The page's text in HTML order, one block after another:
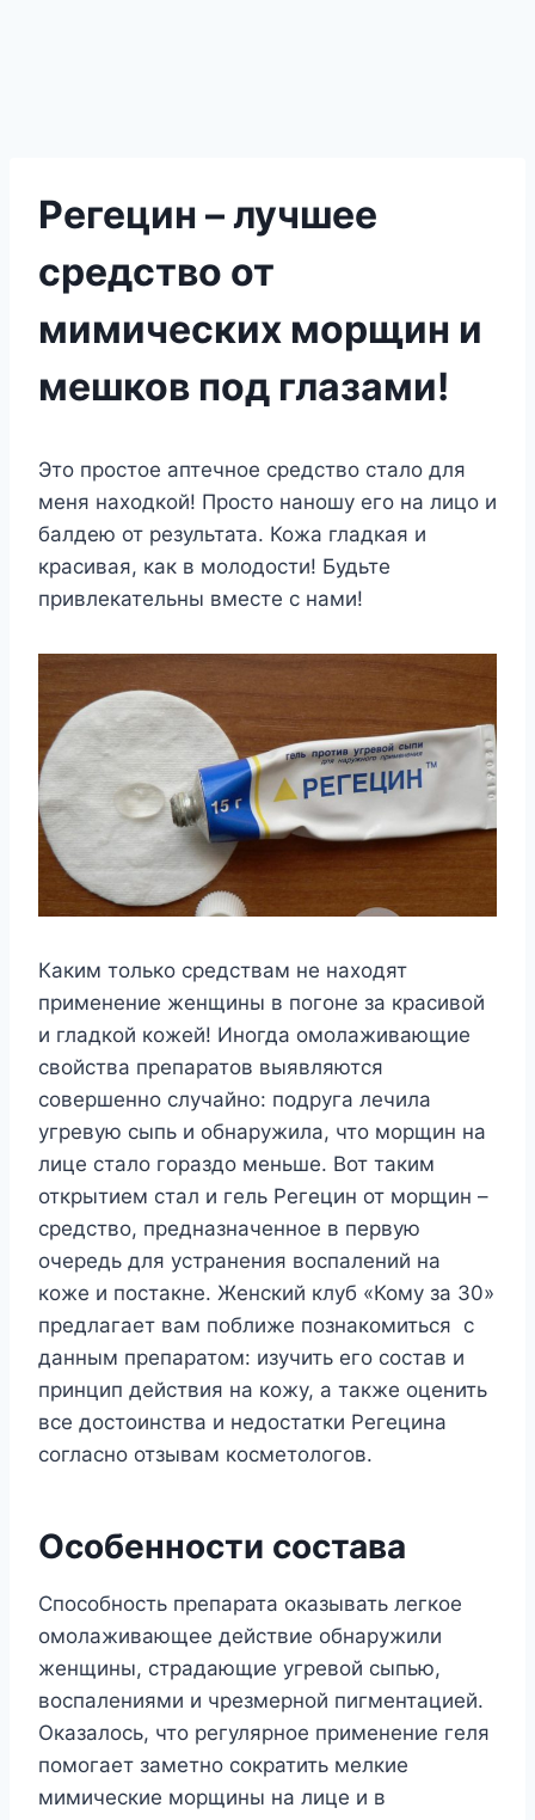
Регецин – лучшее
средство от
мимических морщин и
мешков под глазами!
Это простое аптечное средство стало для
меня находкой! Просто наношу его на лицо и
балдею от результата. Кожа гладкая и
красивая, как в молодости! Будьте
привлекательны вместе с нами!
Каким только средствам не находят
применение женщины в погоне за красивой
и гладкой кожей! Иногда омолаживающие
свойства препаратов выявляются
совершенно случайно: подруга лечила
угревую сыпь и обнаружила, что морщин на
лице стало гораздо меньше. Вот таким
открытием стал и гель Регецин от морщин –
средство, предназначенное в первую
очередь для устранения воспалений на
коже и постакне. Женский клуб «Кому за 30»
предлагает вам поближе познакомиться с
данным препаратом: изучить его состав и
принцип действия на кожу, а также оценить
все достоинства и недостатки Регецина
согласно отзывам косметологов.
Особенности состава
Способность препарата оказывать легкое
омолаживающее действие обнаружили
женщины, страдающие угревой сыпью,
воспалениями и чрезмерной пигментацией.
Оказалось, что регулярное применение геля
помогает заметно сократить мелкие
мимические морщины на лице и в